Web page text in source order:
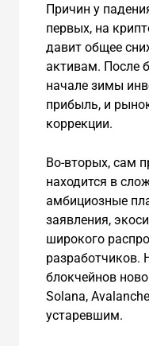
Причин у
первых, на
давит общее
активам. После
начале зимы
прибыль, и
коррекции.
Во-вторых, сам
находится в
амбициозные
заявления,
широкого
разработчиков.
блокчейнов
Solana,
устаревшим.